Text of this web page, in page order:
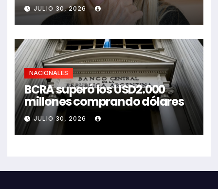
JULIO 30, 2026
NACIONALES
BCRA superó los USD2.000
millones comprando dólares
JULIO 30, 2026